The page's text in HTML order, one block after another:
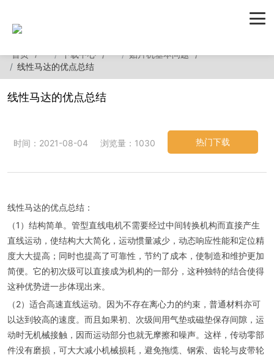
首页 下载中心
贴片机基本问题
线性马达的优点总结
线性马达的优点总结
时间：2021-08-04 浏览量：1030 热门下载
线性马达的优点总结：
（1）结构简单。管型直线电机不需要经过中间转换机构而直接产生
直线运动，使结构大大简化，运动惯量减少，动态响应性能和定位精
度大大提高；同时也提高了可靠性，节约了成本，使制造和维护更加
简便。它的初次级可以直接成为机构的一部分，这种独特的结合使得
这种优势进一步体现出来。
（2）适合高速直线运动。因为不存在离心力的约束，普通材料亦可
以达到较高的速度。而且如果初、次级间用气垫或磁垫保存间隙，运
动时无机械接触，因而运动部分也就无摩擦和噪声。这样，传动零部
件没有磨损，可大大减小机械损耗，避免拖缆、钢索、齿轮与皮带轮